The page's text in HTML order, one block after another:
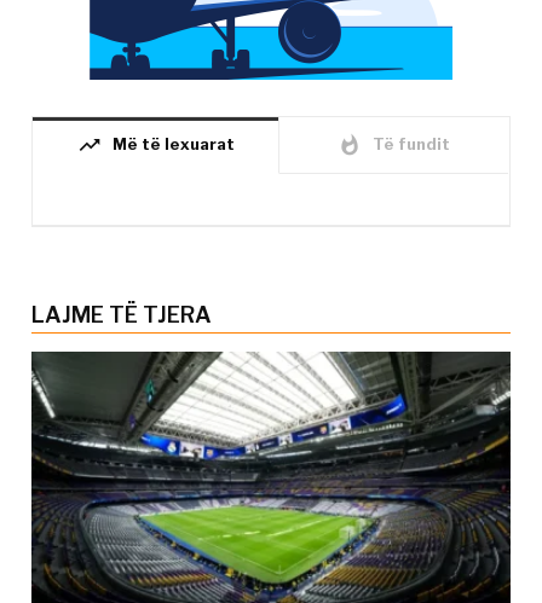
trending_up Më të lexuarat whatshot Të fundit
LAJME TË TJERA